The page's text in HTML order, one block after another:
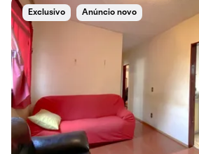
Exclusivo Anúncio novo